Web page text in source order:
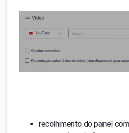
recolhimento do painel